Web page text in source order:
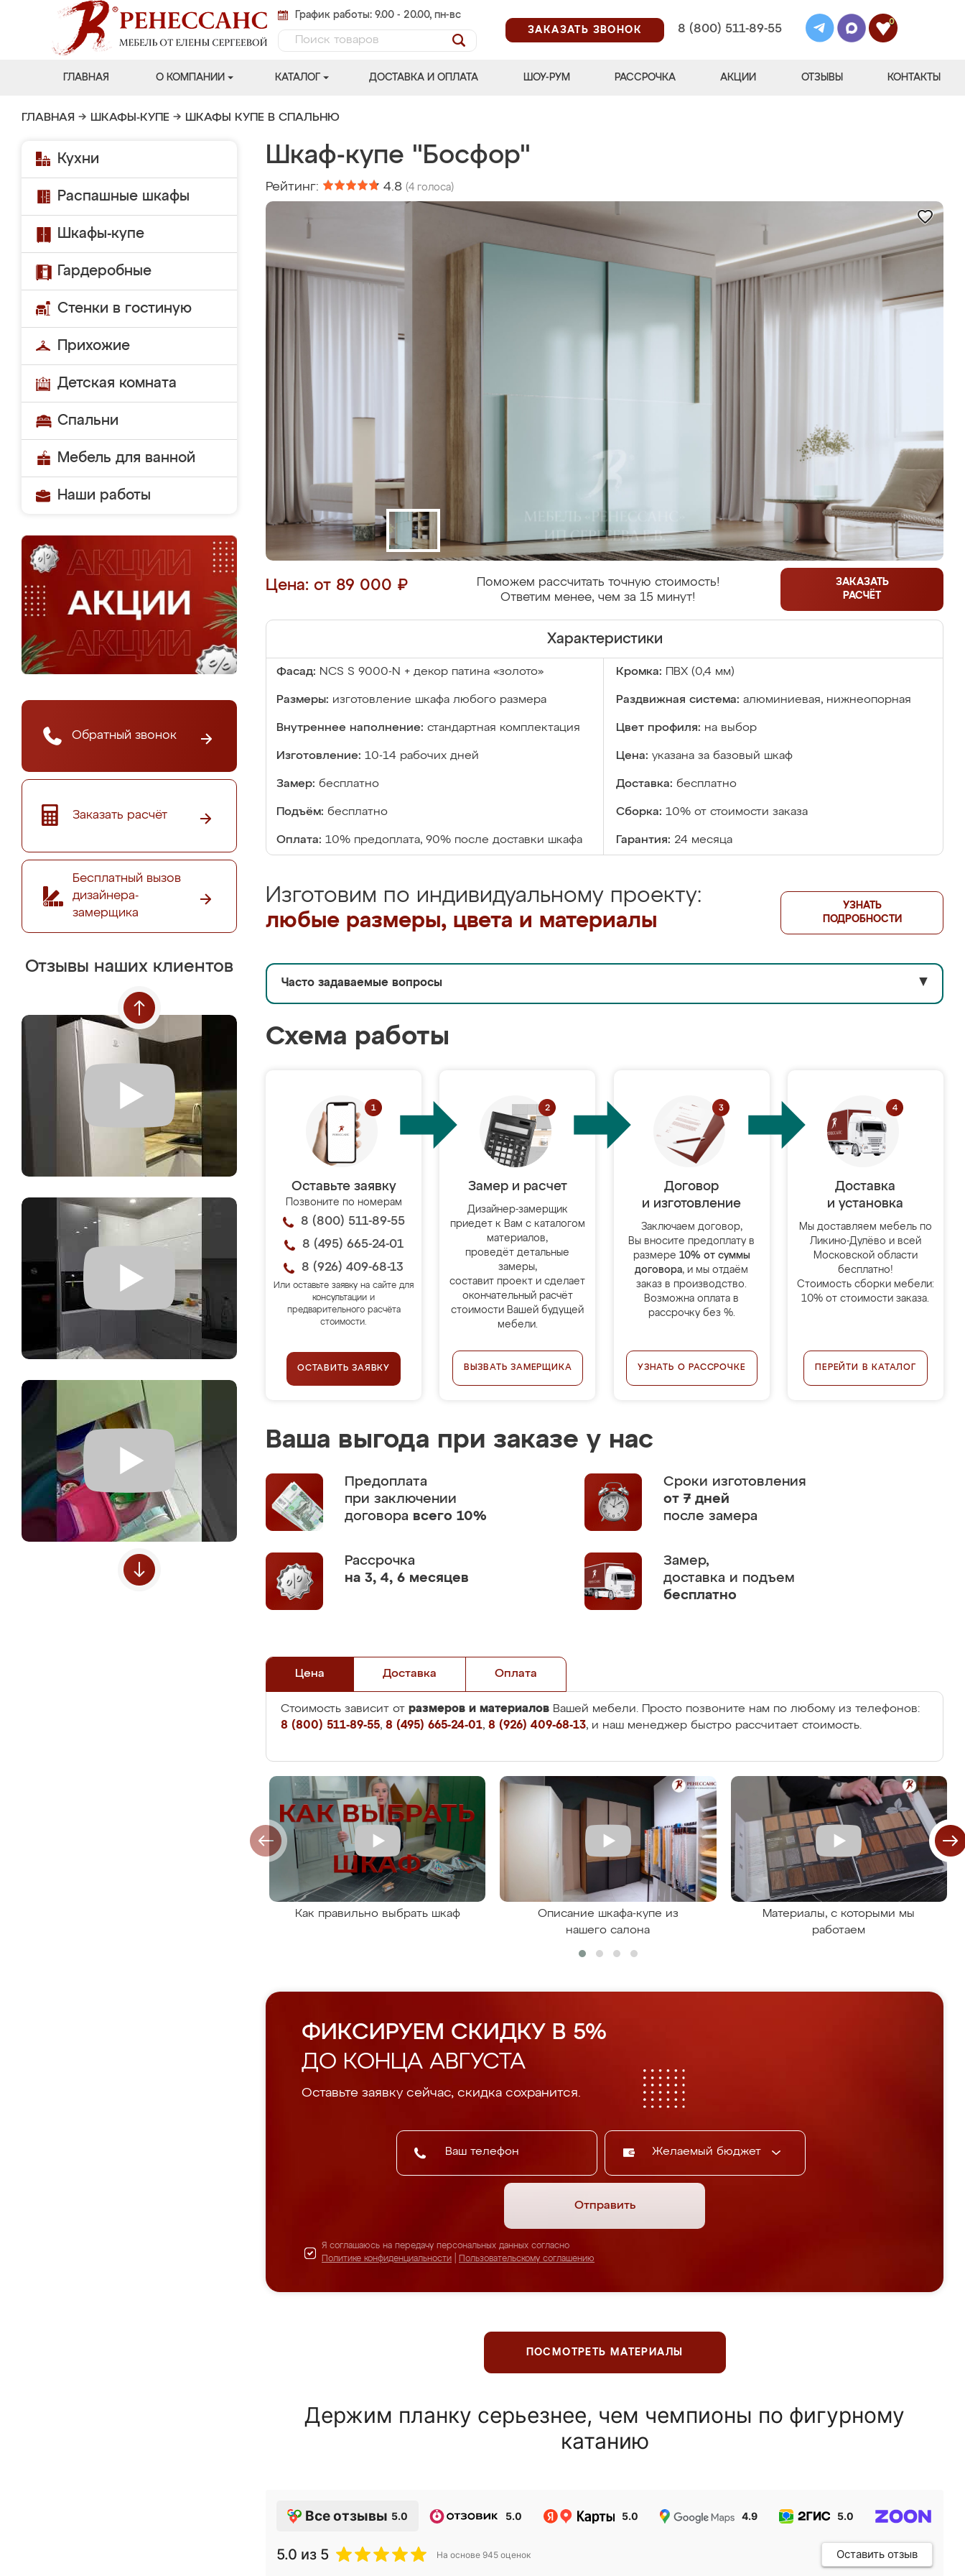
График работы: 9.00 - 20.00, пн-вс
ЗАКАЗАТЬ ЗВОНОК
8 (800) 511-89-55
0
ГЛАВНАЯ О КОМПАНИИ КАТАЛОГ ДОСТАВКА И ОПЛАТА ШОУ-РУМ РАССРОЧКА АКЦИИ ОТЗЫВЫ КОНТАКТЫ
ГЛАВНАЯ → ШКАФЫ-КУПЕ → ШКАФЫ КУПЕ В СПАЛЬНЮ
Кухни
Распашные шкафы
Шкафы-купе
Гардеробные
Стенки в гостиную
Прихожие
Детская комната
Спальни
Мебель для ванной
Наши работы
Обратный звонок
Заказать расчёт
Бесплатный вызов
дизайнера-
замерщика
Отзывы наших клиентов
Шкаф-купе "Босфор"
Рейтинг: 4.8 (4 голоса)
Цена: от 89 000 ₽
Поможем рассчитать точную стоимость!
Ответим менее, чем за 15 минут!
ЗАКАЗАТЬ
РАСЧЁТ
Характеристики
Фасад: NCS S 9000-N + декор патина «золото» Кромка: ПВХ (0,4 мм)
Размеры: изготовление шкафа любого размера Раздвижная система: алюминиевая, нижнеопорная
Внутреннее наполнение: стандартная комплектация Цвет профиля: на выбор
Изготовление: 10-14 рабочих дней Цена: указана за базовый шкаф
Замер: бесплатно Доставка: бесплатно
Подъём: бесплатно Сборка: 10% от стоимости заказа
Оплата: 10% предоплата, 90% после доставки шкафа Гарантия: 24 месяца
Изготовим по индивидуальному проекту:
любые размеры, цвета и материалы
УЗНАТЬ
ПОДРОБНОСТИ
Часто задаваемые вопросы ▼
Схема работы
Оставьте заявку
Позвоните по номерам
8 (800) 511-89-55
8 (495) 665-24-01
8 (926) 409-68-13
Или оставьте заявку на сайте для
консультации и
предварительного расчёта
стоимости.
ОСТАВИТЬ ЗАЯВКУ
Замер и расчет
Дизайнер-замерщик
приедет к Вам с каталогом
материалов,
проведёт детальные
замеры,
составит проект и сделает
окончательный расчёт
стоимости Вашей будущей
мебели.
ВЫЗВАТЬ ЗАМЕРЩИКА
Договор
и изготовление
Заключаем договор,
Вы вносите предоплату в
размере 10% от суммы
договора, и мы отдаём
заказ в производство.
Возможна оплата в
рассрочку без %.
УЗНАТЬ О РАССРОЧКЕ
Доставка
и установка
Мы доставляем мебель по
Ликино-Дулёво и всей
Московской области
бесплатно!
Стоимость сборки мебели:
10% от стоимости заказа.
ПЕРЕЙТИ В КАТАЛОГ
Ваша выгода при заказе у нас
Предоплата
при заключении
договора всего 10%
Сроки изготовления
от 7 дней
после замера
Рассрочка
на 3, 4, 6 месяцев
Замер,
доставка и подъем
бесплатно
Цена Доставка Оплата
Стоимость зависит от размеров и материалов Вашей мебели. Просто позвоните нам по любому из телефонов:
8 (800) 511-89-55, 8 (495) 665-24-01, 8 (926) 409-68-13, и наш менеджер быстро рассчитает стоимость.
Как правильно выбрать шкаф
Описание шкафа-купе из
нашего салона
Материалы, с которыми мы
работаем
ФИКСИРУЕМ СКИДКУ В 5%
ДО КОНЦА АВГУСТА
Оставьте заявку сейчас, скидка сохранится.
Желаемый бюджет
Отправить
Я соглашаюсь на передачу персональных данных согласно
Политике конфиденциальности
Пользовательскому соглашению
ПОСМОТРЕТЬ МАТЕРИАЛЫ
Держим планку серьезнее, чем чемпионы по фигурному
катанию
Все отзывы 5.0 5.0 5.0 4.9 5.0
5.0 из 5 На основе 945 оценок Оставить отзыв